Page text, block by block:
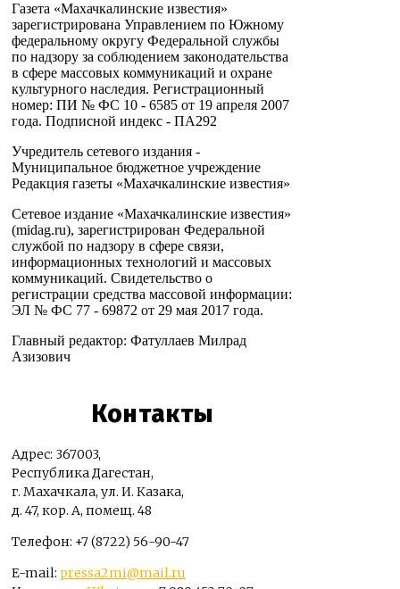
Газета «Махачкалинские известия»
зарегистрирована Управлением по Южному
федеральному округу Федеральной службы
по надзору за соблюдением законодательства
в сфере массовых коммуникаций и охране
культурного наследия. Регистрационный
номер: ПИ № ФС 10 - 6585 от 19 апреля 2007
года. Подписной индекс - ПА292
Учредитель сетевого издания -
Муниципальное бюджетное учреждение
Редакция газеты «Махачкалинские известия»
Сетевое издание «Махачкалинские известия»
(midag.ru), зарегистрирован Федеральной
службой по надзору в сфере связи,
информационных технологий и массовых
коммуникаций. Свидетельство о
регистрации средства массовой информации:
ЭЛ № ФС 77 - 69872 от 29 мая 2017 года.
Главный редактор: Фатуллаев Милрад
Азизович
Контакты
Адрес: 367003,
Республика Дагестан,
г. Махачкала, ул. И. Казака,
д. 47, кор. А, помещ. 48
Телефон: +7 (8722) 56-90-47
E-mail: pressa2mi@mail.ru